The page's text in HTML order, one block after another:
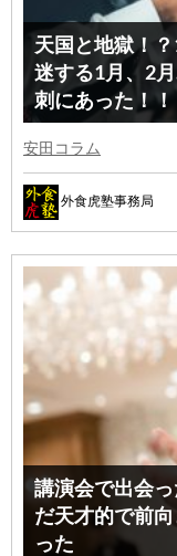
天国と地獄！
迷する1月、2
刺にあった！！
安田コラム
外食虎塾事務局
講演会で出会
だ天才的で前
った